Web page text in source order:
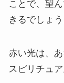
ことで、望
きるでしょう
赤い光は、
スピリチュ